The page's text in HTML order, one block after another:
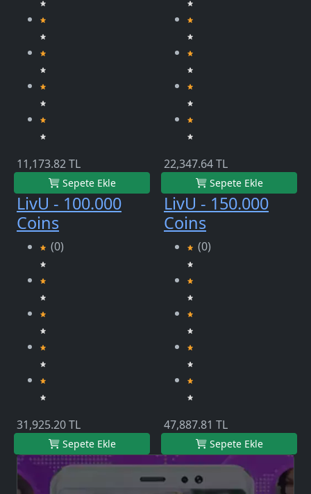
11,173.82 TL
Sepete Ekle
22,347.64 TL
Sepete Ekle
LivU - 100.000
Coins
(0)
31,925.20 TL
Sepete Ekle
LivU - 150.000
Coins
(0)
47,887.81 TL
Sepete Ekle